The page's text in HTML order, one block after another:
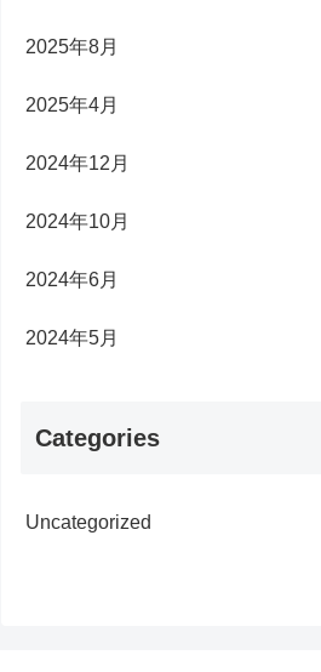
2025年8月
2025年4月
2024年12月
2024年10月
2024年6月
2024年5月
Categories
Uncategorized